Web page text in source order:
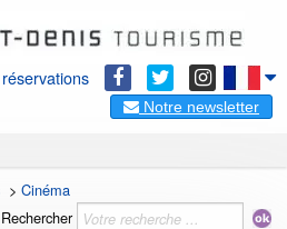
Notre newsletter
> Cinéma
Rechercher